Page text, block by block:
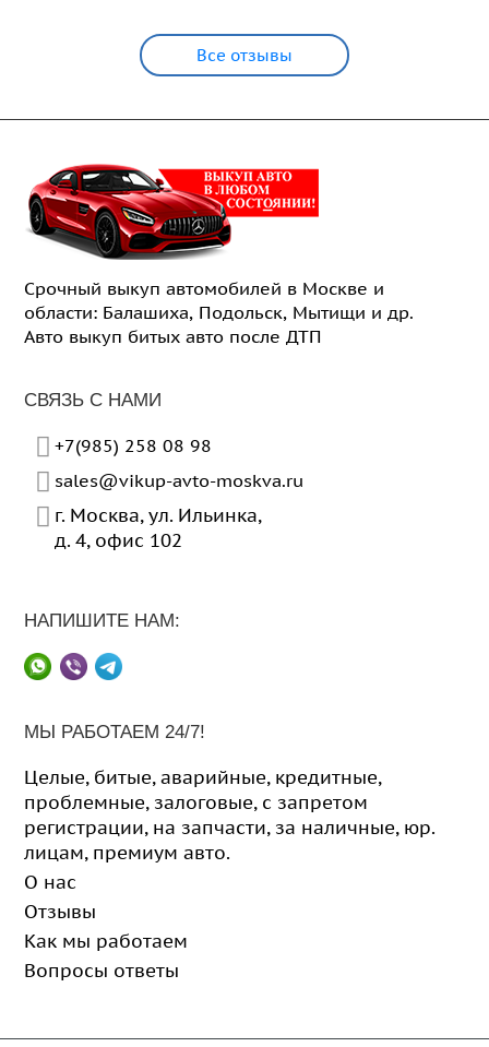
Все отзывы
Срочный выкуп автомобилей в Москве и
области: Балашиха, Подольск, Мытищи и др.
Авто выкуп битых авто после ДТП
СВЯЗЬ С НАМИ
+7(985) 258 08 98
sales@vikup-avto-moskva.ru
г. Москва,ул. Ильинка,
д. 4, офис 102
НАПИШИТЕ НАМ:
МЫ РАБОТАЕМ 24/7!
Целые, битые,аварийные, кредитные,
проблемные, залоговые, с запретом
регистрации, на запчасти, за наличные, юр.
лицам, премиум авто.
О нас
Отзывы
Как мы работаем
Вопросы ответы